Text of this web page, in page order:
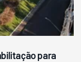
para